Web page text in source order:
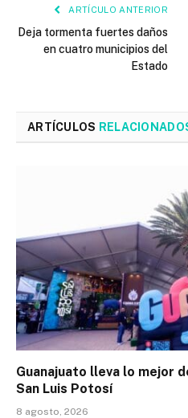
ARTÍCULO ANTERIOR
Deja tormenta fuertes daños
en cuatro municipios del
Estado
ARTÍCULOS
Guanajuato lleva lo mejor
San Luis Potosí
8 agosto, 2026